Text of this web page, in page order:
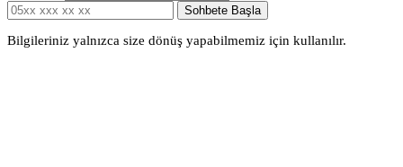
Sohbete Başla
Bilgileriniz yalnızca size dönüş yapabilmemiz için kullanılır.